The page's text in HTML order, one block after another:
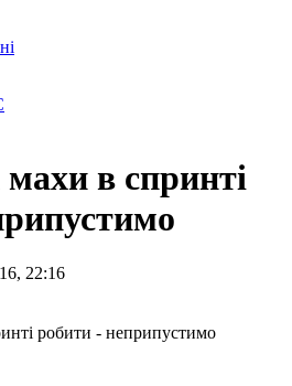
в спринті
22:16